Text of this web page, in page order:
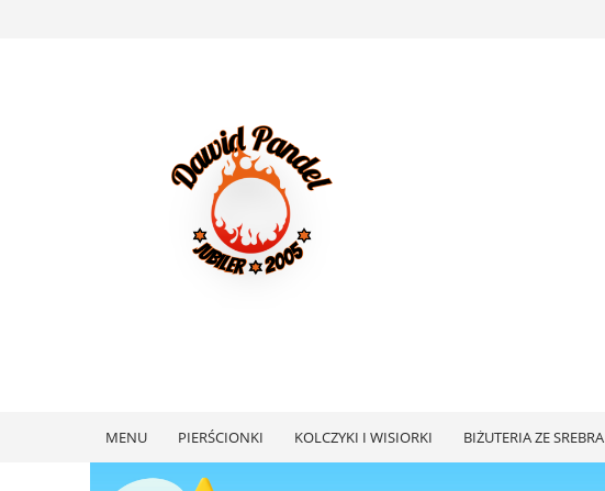
MENU PIERŚCIONKI KOLCZYKI I WISIORKI BIŻUTERIA ZE SREBRA